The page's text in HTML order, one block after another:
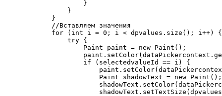
                    }
                }
            }
            //Вставляем значения
            for (int i = 0; i < dpvalues.size(); i++) {
                try {
                    Paint paint = new Paint();
                    if (selectedvalueId == i) {
                        Paint shadowText = new Paint();